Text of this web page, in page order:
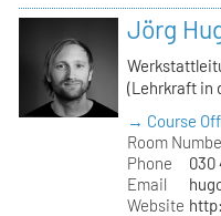
Jörg
(Lehrkraft in
→ Course
Room
Phone
030
Email
Website